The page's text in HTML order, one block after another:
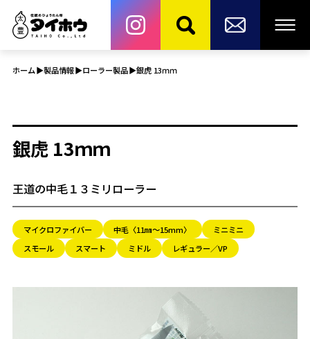
ホーム 製品情報 ローラー製品 銀虎 13ｍｍ
銀虎 13ｍｍ
王道の中毛１３ミリローラー
マイクロファイバー 中毛〈11㎜～15mm〉
ミニミニ
スモール
スマート ミドル レギュラー／VP